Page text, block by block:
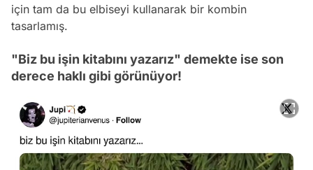
için tam da bu elbiseyi kullanarak bir kombin
tasarlamış.
"Biz bu işin kitabını yazarız" demekte ise son
derece haklı gibi görünüyor!